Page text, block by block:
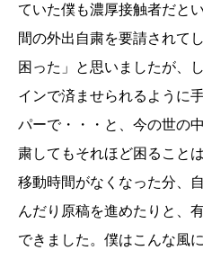
ていた僕も濃厚接触者だと
間の外出自粛を要請されて
困った」と思いましたが、
インで済ませられるように
パーで・・・と、今の世の
粛してもそれほど困ること
移動時間がなくなった分、
んだり原稿を進めたりと、
できました。僕はこんな風